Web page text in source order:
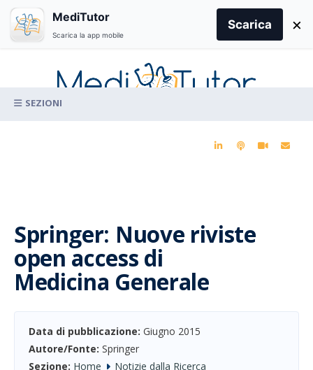
content
Springer: Nuove riviste
open access di
Medicina Generale
Data di pubblicazione: Giugno 2015
Autore/Fonte: Springer
Sezione: Home Notizie dalla Ricerca
for:
MediTutor
Scarica la app mobile
Scarica ×